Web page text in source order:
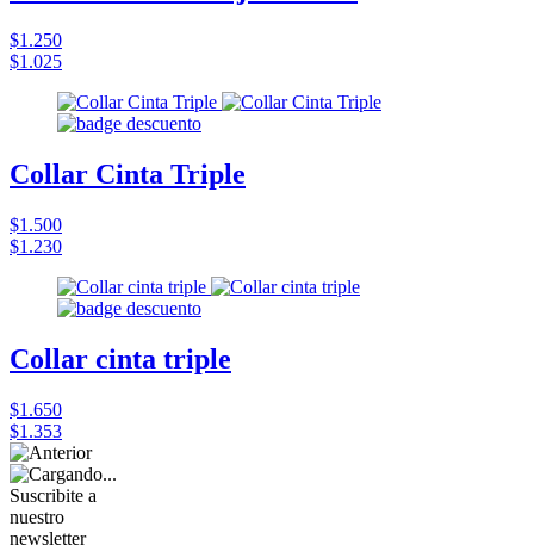
$1.250
$1.025
Collar Cinta Triple
$1.500
$1.230
Collar cinta triple
$1.650
$1.353
Suscribite a
nuestro
newsletter